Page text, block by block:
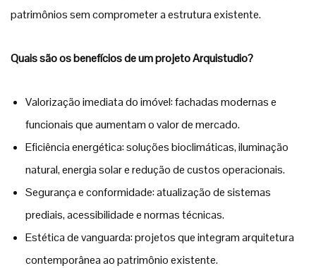
patrimônios sem comprometer a estrutura existente.
Quais são os benefícios de um projeto Arquistudio?
Valorização imediata do imóvel: fachadas modernas e
funcionais que aumentam o valor de mercado.
Eficiência energética: soluções bioclimáticas, iluminação
natural, energia solar e redução de custos operacionais.
Segurança e conformidade: atualização de sistemas
prediais, acessibilidade e normas técnicas.
Estética de vanguarda: projetos que integram arquitetura
contemporânea ao patrimônio existente.